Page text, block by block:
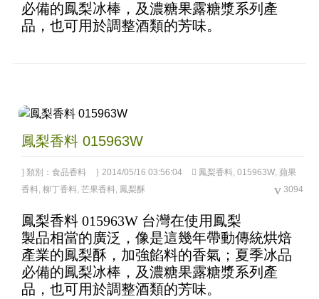
必備的鳳梨冰棒，及濃糖果露糖漿系列產
品，也可用於調整酒類的芳味。
鳳梨香料 015963W
類別： 食品香料 2014/05/16 03:56:04 鳳梨香料, 015963W, 蘋果
香料, 柳丁香料, 芒果香料, 鳳梨酥 3094
of 5
鳳梨香料 015963W 台灣在使用鳳梨
製品相當的廣泛，像是這幾年帶動傳統烘焙
產業的鳳梨酥，加強餡料的香氣；夏季冰品
必備的鳳梨冰棒，及濃糖果露糖漿系列產
品，也可用於調整酒類的芳味。